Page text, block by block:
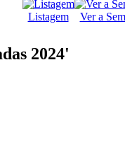
Listagem Ver a
2024'